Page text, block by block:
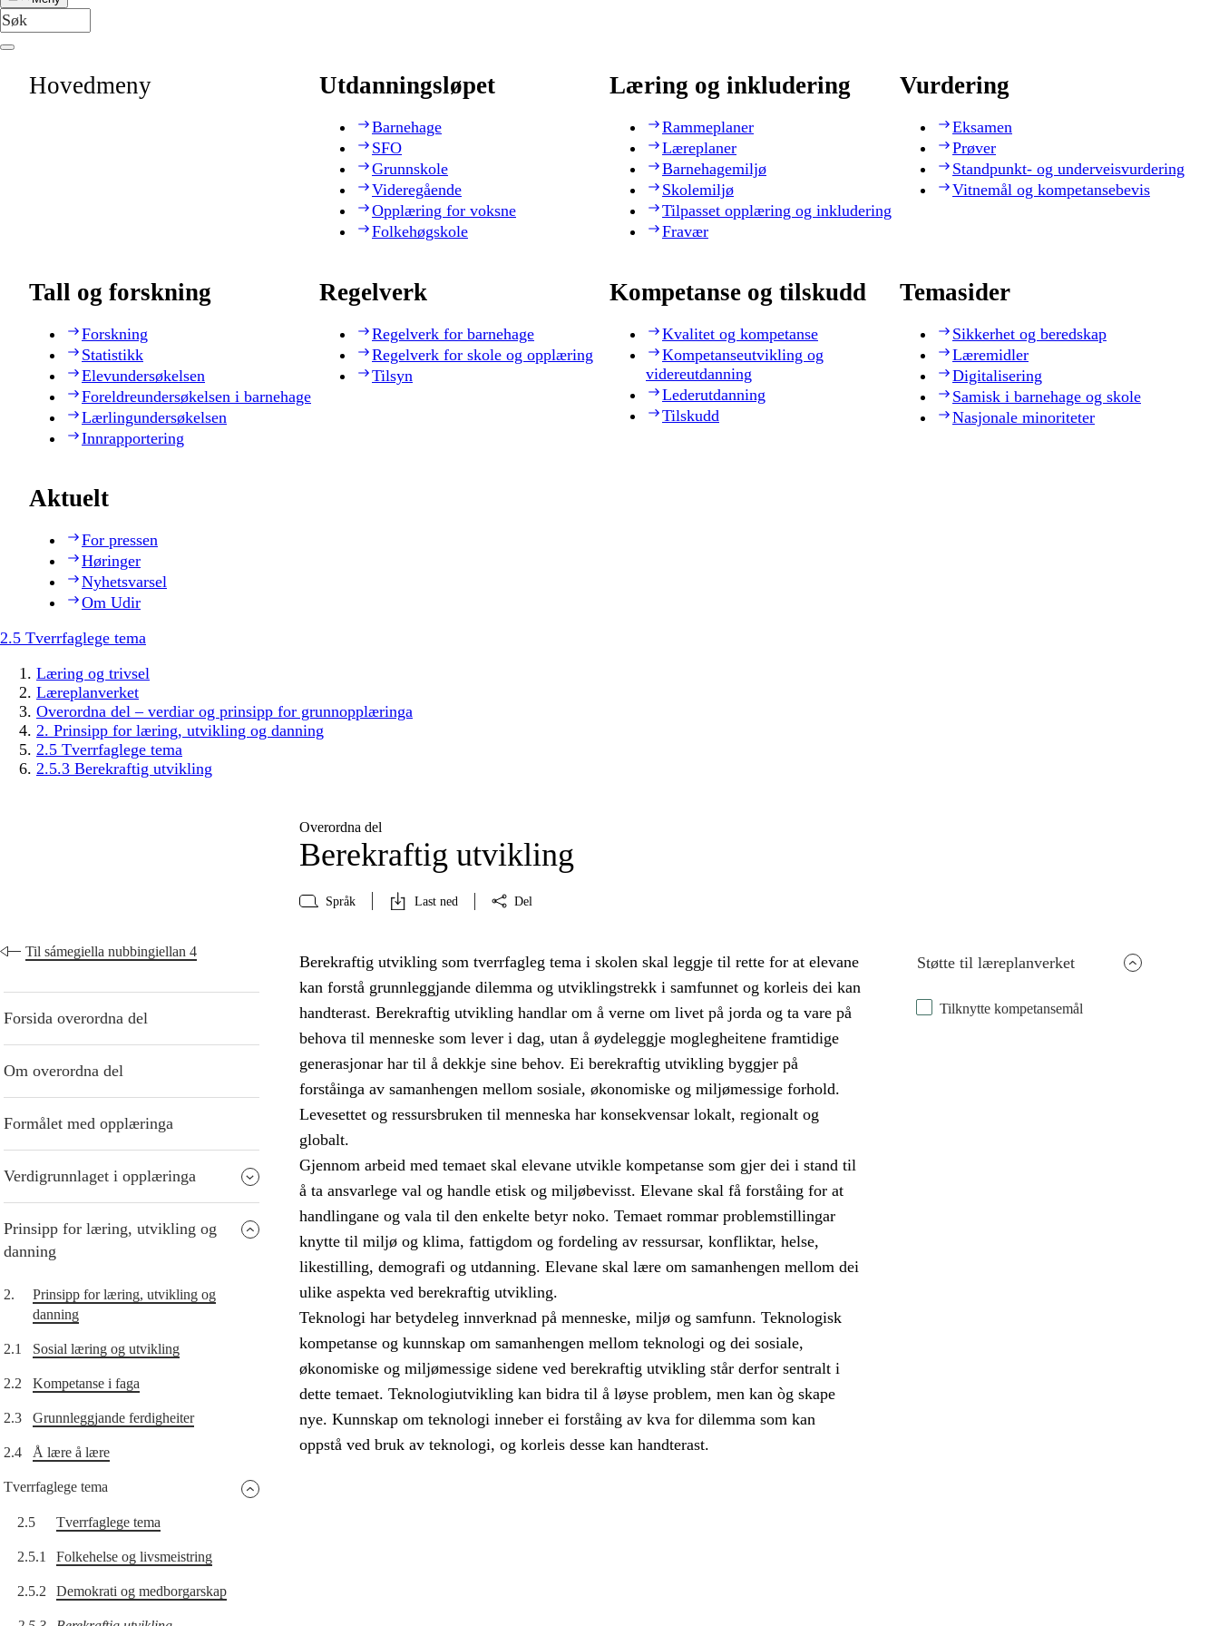
Hovedmeny Utdanningsløpet
Barnehage
SFO
Grunnskole
Videregående
Opplæring for voksne
Folkehøgskole
Læring og inkludering
Rammeplaner
Læreplaner
Barnehagemiljø
Skolemiljø
Tilpasset opplæring og inkludering
Fravær
Vurdering
Eksamen
Prøver
Standpunkt- og underveisvurdering
Vitnemål og kompetansebevis
Tall og forskning
Forskning
Statistikk
Elevundersøkelsen
Foreldreundersøkelsen i barnehage
Lærlingundersøkelsen
Innrapportering
Regelverk
Regelverk for barnehage
Regelverk for skole og opplæring
Tilsyn
Kompetanse og tilskudd
Kvalitet og kompetanse
Kompetanseutvikling og
videreutdanning
Lederutdanning
Tilskudd
Temasider
Sikkerhet og beredskap
Læremidler
Digitalisering
Samisk i barnehage og skole
Nasjonale minoriteter
Aktuelt
For pressen
Høringer
Nyhetsvarsel
Om Udir
2.5 Tverrfaglege tema
Læring og trivsel
Læreplanverket
Overordna del – verdiar og prinsipp for grunnopplæringa
2. Prinsipp for læring, utvikling og danning
2.5 Tverrfaglege tema
2.5.3 Berekraftig utvikling
Overordna del
Berekraftig utvikling
Språk Last ned Del
Til sámegiella nubbingiellan 4
Forsida overordna del
Om overordna del
Formålet med opplæringa
Verdigrunnlaget i opplæringa
Prinsipp for læring, utvikling og
danning
2.
Prinsipp for læring, utvikling og
danning
2.1 Sosial læring og utvikling
2.2 Kompetanse i faga
2.3 Grunnleggjande ferdigheiter
2.4 Å lære å lære
Tverrfaglege tema
2.5 Tverrfaglege tema
2.5.1 Folkehelse og livsmeistring
2.5.2 Demokrati og medborgarskap
Støtte til læreplanverket
Tilknytte kompetansemål
Berekraftig utvikling som tverrfagleg tema i skolen skal leggje til rette for at elevane
kan forstå grunnleggjande dilemma og utviklingstrekk i samfunnet og korleis dei kan
handterast. Berekraftig utvikling handlar om å verne om livet på jorda og ta vare på
behova til menneske som lever i dag, utan å øydeleggje moglegheitene framtidige
generasjonar har til å dekkje sine behov. Ei berekraftig utvikling byggjer på
forståinga av samanhengen mellom sosiale, økonomiske og miljømessige forhold.
Levesettet og ressursbruken til menneska har konsekvensar lokalt, regionalt og
globalt.
Gjennom arbeid med temaet skal elevane utvikle kompetanse som gjer dei i stand til
å ta ansvarlege val og handle etisk og miljøbevisst. Elevane skal få forståing for at
handlingane og vala til den enkelte betyr noko. Temaet rommar problemstillingar
knytte til miljø og klima, fattigdom og fordeling av ressursar, konfliktar, helse,
likestilling, demografi og utdanning. Elevane skal lære om samanhengen mellom dei
ulike aspekta ved berekraftig utvikling.
Teknologi har betydeleg innverknad på menneske, miljø og samfunn. Teknologisk
kompetanse og kunnskap om samanhengen mellom teknologi og dei sosiale,
økonomiske og miljømessige sidene ved berekraftig utvikling står derfor sentralt i
dette temaet. Teknologiutvikling kan bidra til å løyse problem, men kan òg skape
nye. Kunnskap om teknologi inneber ei forståing av kva for dilemma som kan
oppstå ved bruk av teknologi, og korleis desse kan handterast.